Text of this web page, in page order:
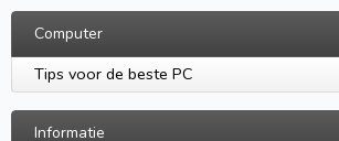
Computer
Tips voor de beste PC
Informatie